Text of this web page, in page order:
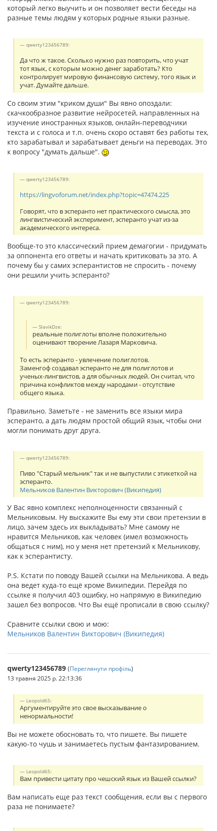
который легко выучить и он позволяет вести беседы на
разные темы людям у которых родные языки разные.
qwerty123456789:
Да что ж такое. Сколько нужно раз повторить, что учат
тот язык, с которым можно денег заработать? Кто
контролирует мировую финансовую систему, того язык и
учат. Думайте дальше.
Со своим этим "криком души" Вы явно опоздали:
скачкообразное развитие нейросетей, направленных на
изучение иностранных языков, онлайн-переводчики
текста и с голоса и т.п. очень скоро оставят без работы тех,
кто зарабатывал и зарабатывает деньги на переводах. Это
к вопросу "думать дальше".
qwerty123456789:
https://lingvoforum.net/index.php?topic=47474.225
Говорят, что в эсперанто нет практического смысла, это
лингвистический эксперимент, эсперанто учат из-за
академического интереса.
Вообще-то это классический прием демагогии - придумать
за оппонента его ответы и начать критиковать за это. А
почему бы у самих эсперантистов не спросить - почему
они решили учить эсперанто?
qwerty123456789:
SlavikDze:
реальные полиглоты вполне положительно
оценивают творение Лазаря Марковича.
То есть эсперанто - увлечение полиглотов.
Заменгоф создавал эсперанто не для полиглотов и
ученых-лингвистов, а для обычных людей. Он считал, что
причина конфликтов между народами - отсутствие
общего языка.
Правильно. Заметьте - не заменить все языки мира
эсперанто, а дать людям простой общий язык, чтобы они
могли понимать друг друга.
qwerty123456789:
Пиво "Старый мельник" так и не выпустили с этикеткой на
эсперанто.
Мельников Валентин Викторович (Википедия)
У Вас явно комплекс неполноценности связанный с
Мельниковым. Ну выскажите Вы ему эти свои претензии в
лицо, зачем здесь их выкладывать? Мне самому не
нравится Мельников, как человек (имел возможность
общаться с ним), но у меня нет претензий к Мельникову,
как к эсперантисту.
P.S. Кстати по поводу Вашей ссылки на Мельникова. А ведь
она ведет куда-то ещё кроме Википедии. Перейдя по
ссылке я получил 403 ошибку, но напрямую в Википедию
зашел без вопросов. Что Вы ещё прописали в свою ссылку?
Сравните ссылки свою и мою:
Мельников Валентин Викторович (Википедия)
qwerty123456789 (Переглянути профіль)
13 травня 2025 р. 22:13:36
Leopold65:
Аргументируйте это свое высказывание о
ненормальности!
Вы не можете обосновать то, что пишете. Вы пишете
какую-то чушь и занимаетесь пустым фантазированием.
Leopold65:
Вам привести цитату про чешский язык из Вашей ссылки?
Вам написать еще раз текст сообщения, если вы с первого
раза не понимаете?